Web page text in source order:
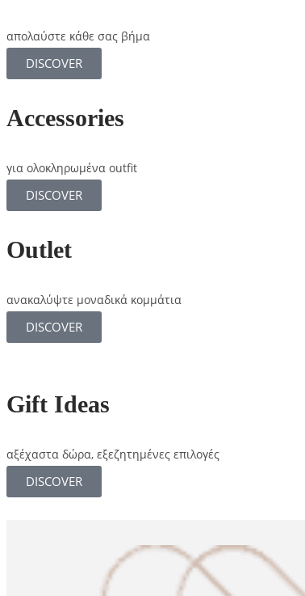
απολαύστε κάθε σας βήμα
DISCOVER
Accessories
για ολοκληρωμένα outfit
DISCOVER
Outlet
ανακαλύψτε μοναδικά κομμάτια
DISCOVER
Gift Ideas
αξέχαστα δώρα, εξεζητημένες επιλογές
DISCOVER